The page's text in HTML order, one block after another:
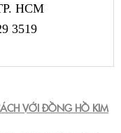
HCM
3519
VỚI ĐỒNG HỒ KIM